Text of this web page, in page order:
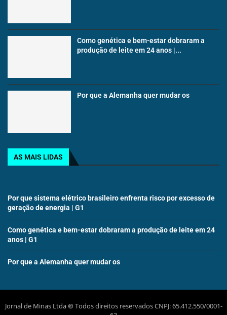
Como genética e bem-estar dobraram a
produção de leite em 24 anos |...
Por que a Alemanha quer mudar os
AS MAIS LIDAS
Por que sistema elétrico brasileiro enfrenta risco por excesso de
geração de energia | G1
Como genética e bem-estar dobraram a produção de leite em 24
anos | G1
Por que a Alemanha quer mudar os
Jornal de Minas Ltda©Todos direitos reservados CNPJ: 65.412.550/0001-